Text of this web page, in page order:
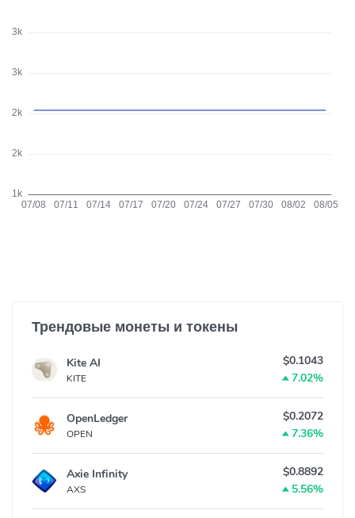
Трендовые монеты и токены
Kite AI
KITE
$0.1043
7.02%
OpenLedger
OPEN
$0.2072
7.36%
Axie Infinity
AXS
$0.8892
5.56%